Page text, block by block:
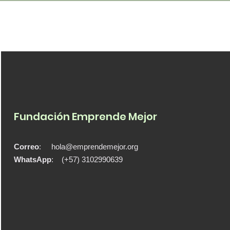
Fundación Emprende Mejor
Correo: hola@emprendemejor.org
WhatsApp: (+57) 3102990639